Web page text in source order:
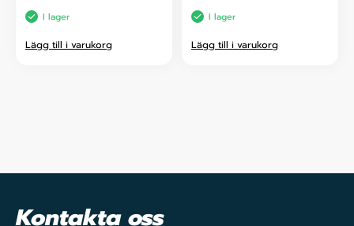
I lager
Lägg till i varukorg
I lager
Lägg till i varukorg
Kontakta oss